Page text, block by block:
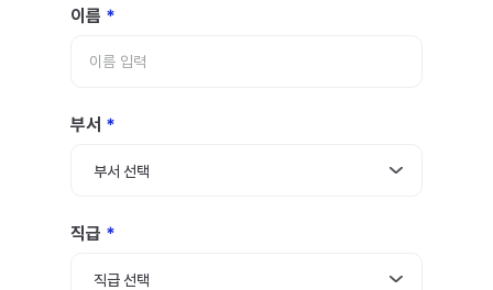
이름
부서
부서 선택
직급
직급 선택